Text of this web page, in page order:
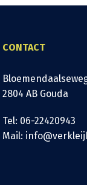
CONTACT
2804 AB Gouda
Tel: 06-22420943
Mail: